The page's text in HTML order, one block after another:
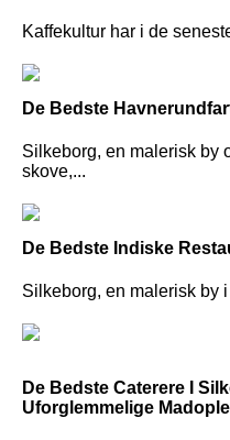
Kaffekultur har i de
De Bedste
Silkeborg, en malerisk by
skove,...
De Bedste Indiske
Silkeborg, en malerisk by
De Bedste Caterere I
Uforglemmelige